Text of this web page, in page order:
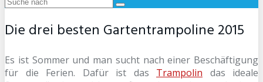
Die drei besten Gartentrampoline 2015
Es ist Sommer und man sucht nach einer Beschäftigung
für die Ferien. Dafür ist das Trampolin das ideale